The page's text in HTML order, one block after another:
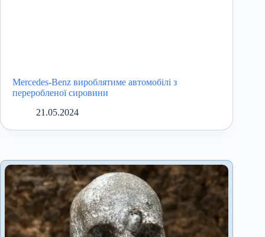
Mercedes-Benz вироблятиме автомобілі з
переробленої сировини
21.05.2024